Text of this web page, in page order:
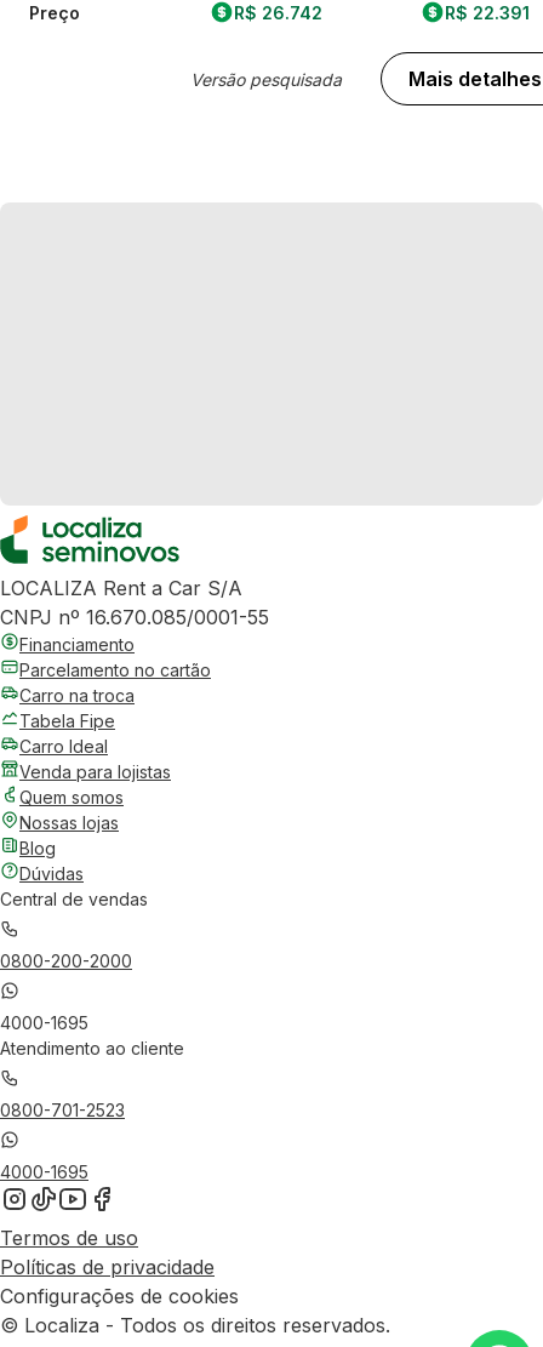
Preço R$ 26.742
Versão pesquisada
R$ 22.391
Mais detalhes
LOCALIZA Rent a Car S/A
CNPJ nº 16.670.085/0001-55
Financiamento
Parcelamento no cartão
Carro na troca
Tabela Fipe
Carro Ideal
Venda para lojistas
Quem somos
Nossas lojas
Blog
Dúvidas
Central de vendas
0800-200-2000
4000-1695
Atendimento ao cliente
0800-701-2523
4000-1695
Termos de uso
Políticas de privacidade
Configurações de cookies
© Localiza - Todos os direitos reservados.